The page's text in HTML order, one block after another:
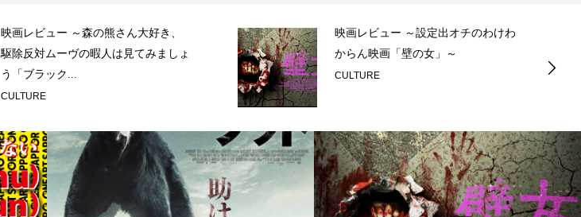
映画レビュー ～森の熊さん大好き、
駆除反対ムーヴの暇人は見てみましょ
う「ブラック...
CULTURE
映画レビュー ～設定出オチのわけわ
からん映画「壁の女」～
CULTURE